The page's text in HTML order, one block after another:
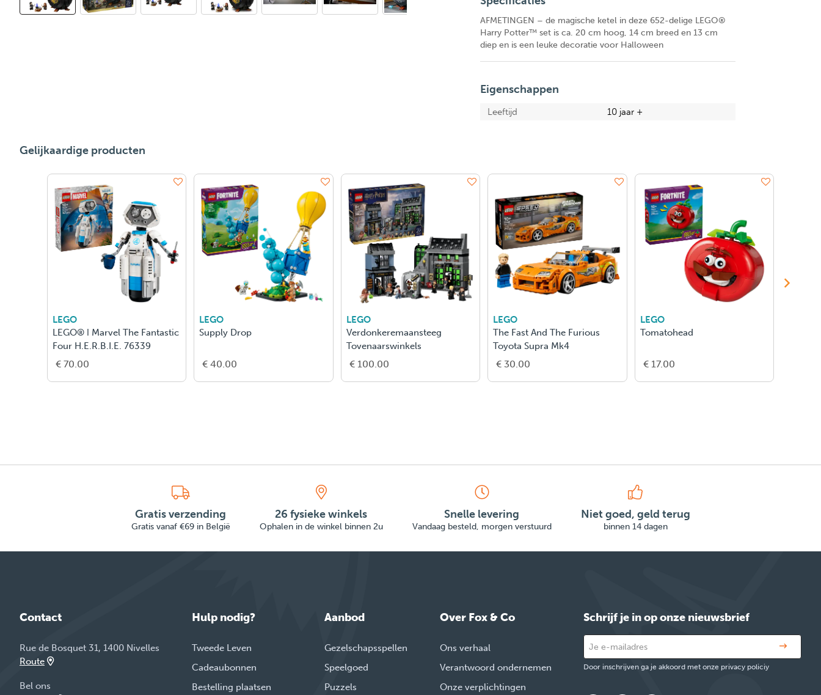
AFMETINGEN – de magische ketel in deze 652-delige LEGO®
Harry Potter™ set is ca. 20 cm hoog, 14 cm breed en 13 cm
diep en is een leuke decoratie voor Halloween
Eigenschappen
Leeftijd 10 jaar +
Gelijkaardige producten
LEGO
LEGO® ǀ Marvel The Fantastic
Four H.E.R.B.I.E. 76339
€ 70.00
LEGO
Supply Drop
€ 40.00
LEGO
Verdonkeremaansteeg
Tovenaarswinkels
€ 100.00
LEGO
The Fast And The Furious
Toyota Supra Mk4
€ 30.00
LEGO
Tomatohead
€ 17.00
Gratis verzending
Gratis vanaf €69 in België
26 fysieke winkels
Ophalen in de winkel binnen 2u
Snelle levering
Vandaag besteld, morgen verstuurd
Niet goed, geld terug
binnen 14 dagen
Contact
Rue de Bosquet 31, 1400 Nivelles
Route
Bel ons
Hulp nodig?
Tweede Leven
Cadeaubonnen
Bestelling plaatsen
Aanbod
Gezelschapsspellen
Speelgoed
Puzzels
Over Fox & Co
Ons verhaal
Verantwoord ondernemen
Onze verplichtingen
Schrijf je in op onze nieuwsbrief
Door inschrijven ga je akkoord met onze privacy policiy